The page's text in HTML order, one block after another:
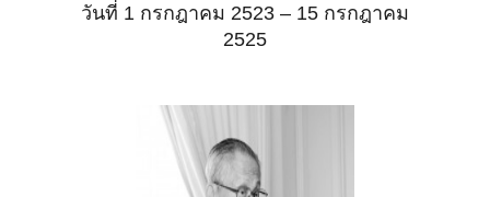
วันที่ 1 กรกฎาคม 2523 – 15 กรกฎาคม
2525